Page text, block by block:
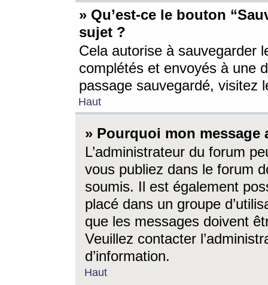
» Qu’est-ce le bouton
sujet ?
Cela autorise à sauvegarder
complétés et envoyés à une
passage sauvegardé, visitez
Haut
» Pourquoi mon message
L’administrateur du forum
vous publiez dans le forum
soumis. Il est également
placé dans un groupe
que les messages doivent
Veuillez contacter
d’information.
Haut